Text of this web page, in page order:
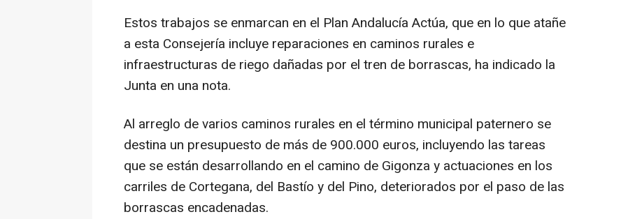
Estos trabajos se enmarcan en el Plan Andalucía Actúa, que en lo que atañe
a esta Consejería incluye reparaciones en caminos rurales e
infraestructuras de riego dañadas por el tren de borrascas, ha indicado la
Junta en una nota.
Al arreglo de varios caminos rurales en el término municipal paternero se
destina un presupuesto de más de 900.000 euros, incluyendo las tareas
que se están desarrollando en el camino de Gigonza y actuaciones en los
carriles de Cortegana, del Bastío y del Pino, deteriorados por el paso de las
borrascas encadenadas.